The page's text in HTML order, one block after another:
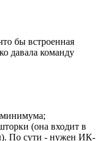
бы встроенная
давала команду
минимума;
(она входит в
По сути - нужен ИК-